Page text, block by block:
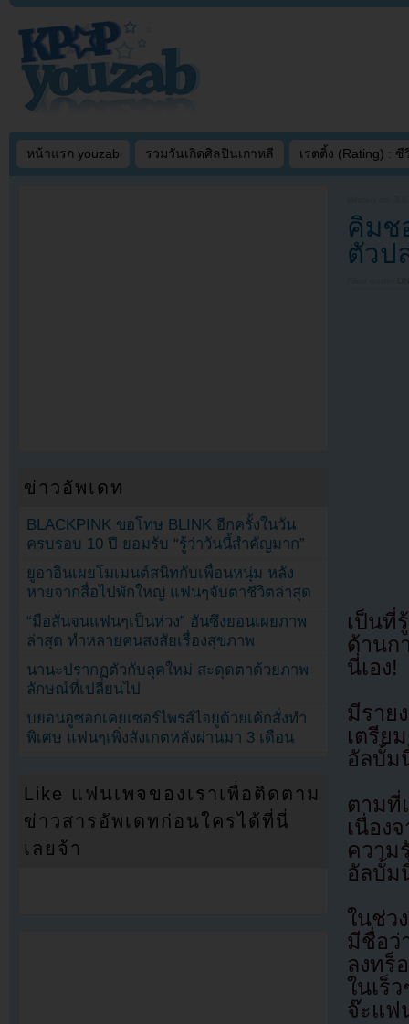
หน้าแรก youzab รวมวันเกิดศิลปินเกาหลี เรตติ้ง (Rating) : ซี
คิมช
ตัวป
เป็นที่
ด้าน
นี่เอง!
มีราย
เตรีย
อัลบั้ม
ตาม
เนื่อ
ความ
อัลบั้ม
ในช่ว
มีชื่อว่
ลงทร็
ในเร็
จ๊ะแฟ
ข่าวอัพเดท
BLACKPINK ขอโทษ BLINK อีกครั้งในวัน
ครบรอบ 10 ปี ยอมรับ “รู้ว่าวันนี้สำคัญมาก”
ยูอาอินเผยโมเมนต์สนิทกับเพื่อนหนุ่ม หลัง
หายจากสื่อไปพักใหญ่ แฟนๆจับตาชีวิตล่าสุด
“มือสั่นจนแฟนๆเป็นห่วง” ฮันซึงยอนเผยภาพ
ล่าสุด ทำหลายคนสงสัยเรื่องสุขภาพ
นานะปรากฏตัวกับลุคใหม่ สะดุดตาด้วยภาพ
ลักษณ์ที่เปลี่ยนไป
บยอนอูซอกเคยเซอร์ไพรส์ไอยูด้วยเค้กสั่งทำ
พิเศษ แฟนๆเพิ่งสังเกตหลังผ่านมา 3 เดือน
Like แฟนเพจของเราเพื่อติดตาม
ข่าวสารอัพเดทก่อนใครได้ที่นี่
เลยจ้า